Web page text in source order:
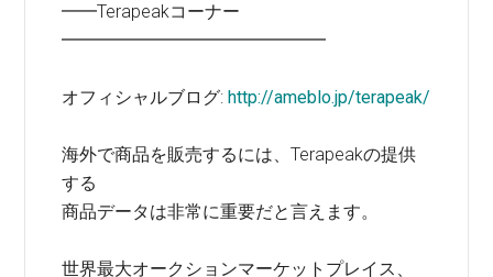
━━Terapeakコーナー
━━━━━━━━━━━━━━━
オフィシャルブログ:http://ameblo.jp/terapeak/
海外で商品を販売するには、Terapeakの提供
する
商品データは非常に重要だと言えます。
世界最大オークションマーケットプレイス、